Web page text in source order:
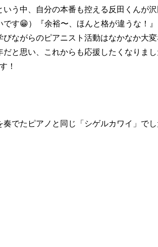
う中、自分の本番も控える反田くんが
す😁）『余裕〜、ほんと格が違うな！
ながらのピアニスト活動はなかなか大変
と思い、これからも応援したくなりま
！
でたピアノと同じ「シゲルカワイ」で